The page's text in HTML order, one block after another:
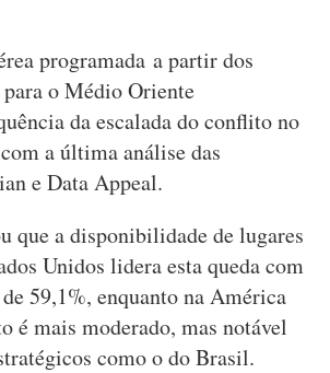
programada a partir dos
o Médio Oriente
da escalada do conflito no
a última análise das
e Data Appeal.
que a disponibilidade de lugares
Unidos lidera esta queda com
59,1%, enquanto na América
é mais moderado, mas notável
como o do Brasil.